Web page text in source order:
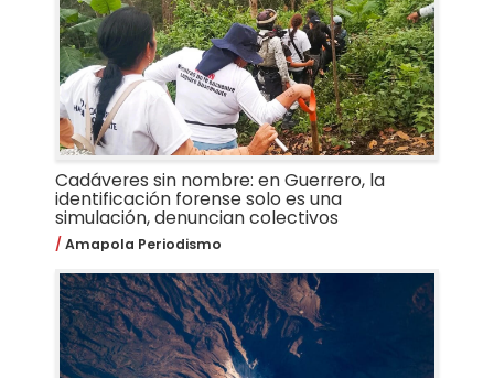
Cadáveres sin nombre: en Guerrero, la
identificación forense solo es una
simulación, denuncian colectivos
Amapola Periodismo